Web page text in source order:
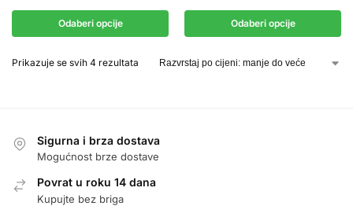
Odaberi opcije Odaberi opcije
Prikazuje se svih 4 rezultata
Sigurna i brza dostava
Mogućnost brze dostave
Povrat u roku 14 dana
Kupujte bez briga